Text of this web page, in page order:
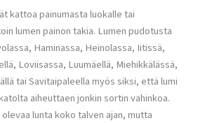
kattoa painumasta luokalle tai
lumen painon takia. Lumen pudotusta
Haminassa, Heinolassa, Iitissä,
Loviisassa, Luumäellä, Miehikkälässä,
tai Savitaipaleella myös siksi, että lumi
aiheuttaen jonkin sortin vahinkoa.
lunta koko talven ajan, mutta